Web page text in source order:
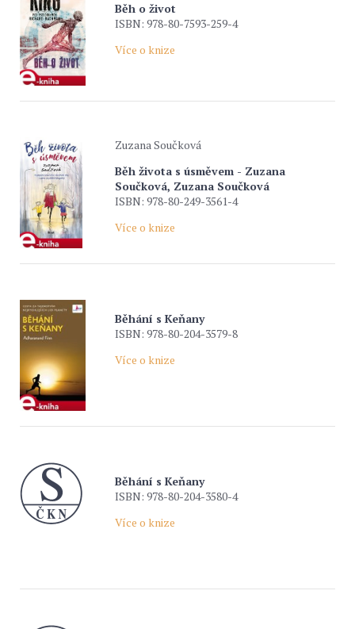
Běh o život
ISBN: 978-80-7593-259-4
Více o knize
Zuzana Součková
Běh života s úsměvem - Zuzana
Součková, Zuzana Součková
ISBN: 978-80-249-3561-4
Více o knize
Běhání s Keňany
ISBN: 978-80-204-3579-8
Více o knize
Běhání s Keňany
ISBN: 978-80-204-3580-4
Více o knize